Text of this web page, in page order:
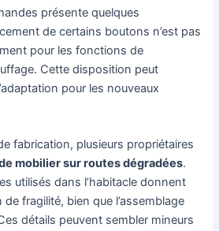
présente quelques
de certains boutons n’est pas
pour les fonctions de
Cette disposition peut
pour les nouveaux
fabrication, plusieurs propriétaires
mobilier sur routes dégradées.
utilisés dans l’habitacle donnent
fragilité, bien que l’assemblage
détails peuvent sembler mineurs